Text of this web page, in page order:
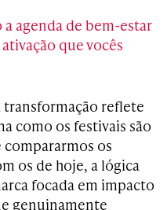
a agenda de bem-estar
que vocês
transformação reflete
como os festivais são
compararmos os
os de hoje, a lógica
focada em impacto
genuinamente